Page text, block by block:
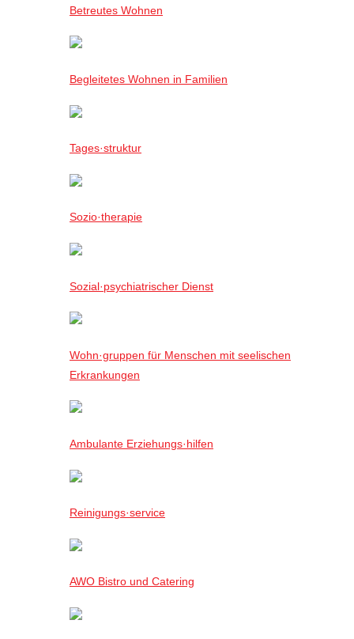
Betreutes Wohnen
Begleitetes Wohnen in Familien
Tages·struktur
Sozio·therapie
Sozial·psychiatrischer Dienst
Wohn·gruppen für Menschen mit seelischen
Erkrankungen
Ambulante Erziehungs·hilfen
Reinigungs·service
AWO Bistro und Catering